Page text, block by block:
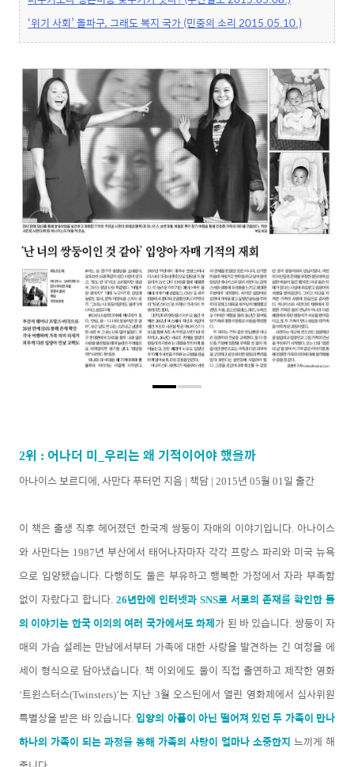
‘위기 사회’ 돌파구, 그래도 복지 국가 (민중의 소리 2015.05.10.)
2위 : 어나더 미 우리는 왜 기적이어야 했을까
아나이스 보르디에 사만다 푸터먼 지음 | 책담 | 2015년 05월 01 일 출간
이 책은 출생 직후 헤어졌던 한국계 쌍둥이 자매의 이야기입니다. 아나이스
와 사만다는 1987년 부산에서 태어나자마자 각각 프랑스 파리와 미국 뉴욕
으로 입양됐습니다. 다행히도 둘은 부유하고 행복한 가정에서 자라 부족함
없이 자랐다고 합니다 26년만에 인터넷과 SNS로 서로의 존재를 확인한 둘
의 이야기는 한국 이외의 여러 국가에서도 화제가 된 바 있습니다 쌍둥이 자
매의 가슴 설레는 만남에서부터 가족에 대한 사랑을 발견하는 긴 여정을 에
세이 형식으로 담아냈습니다 책 이외에도 둘이 직접 출연하고 제작한 영화
‘트윈스터스(Twinsters)’는 지난 3월 오스틴에서 열린 영화제에서 심사위원
특별상을 받은 바 있습니다 .입양의 아픔이 아닌 떨어져 있던 두 가족이 만나
하나의 가족이 되는 과정을 통해 가족의 사랑이 얼마나 소중한지 느끼게 해